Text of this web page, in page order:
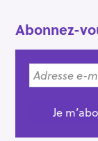
Abonnez-